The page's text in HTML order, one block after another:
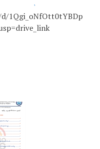
1Qgi_oNfOtt0tYBDp